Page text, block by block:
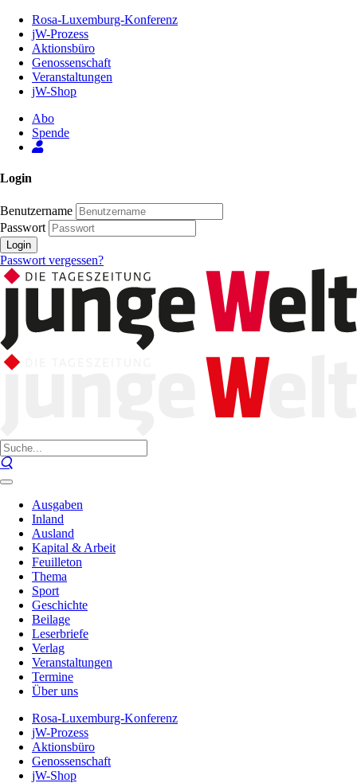
Inhalt
Seite
Rosa-Luxemburg-Konferenz
jW-Prozess
Aktionsbüro
Genossenschaft
Veranstaltungen
jW-Shop
Abo
Spende
Login
Benutzername
Passwort
Login
Passwort vergessen?
Ausgaben
Inland
Ausland
Kapital & Arbeit
Feuilleton
Thema
Sport
Geschichte
Beilage
Leserbriefe
Verlag
Veranstaltungen
Termine
Über uns
Rosa-Luxemburg-Konferenz
jW-Prozess
Aktionsbüro
Genossenschaft
jW-Shop